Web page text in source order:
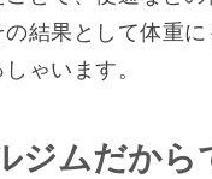
結果として体重に
ゃいます。
ジムだから